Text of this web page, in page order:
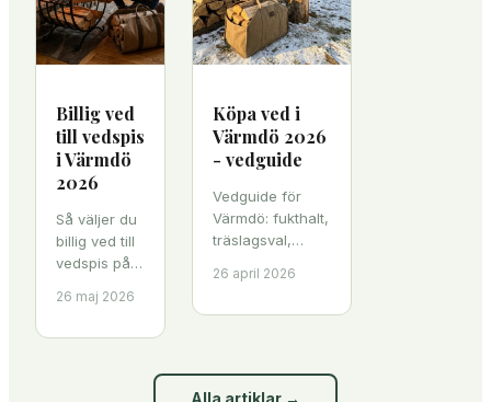
Billig ved
till vedspis
i Värmdö
2026
Så väljer du
billig ved till
vedspis på
att betala
26 maj 2026
Köpa ved i
Värmdö 2026
- vedguide
Vedguide för
Värmdö: fukthalt,
träslagsval,
lagring
Räkna rätt och
elda rent hela
26 april 2026
Alla artiklar →